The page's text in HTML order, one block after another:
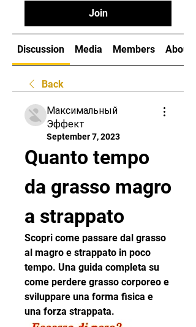
Join
Discussion Media Members About
Back
Максимальный
Эффект
September 7, 2023
Quanto tempo
da grasso magro
a strappato
Scopri come passare dal grasso
al magro e strappato in poco
tempo. Una guida completa su
come perdere grasso corporeo e
sviluppare una forma fisica e
una forza strappata.